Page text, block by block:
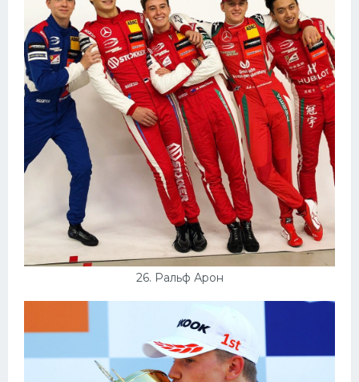
26. Ральф Арон